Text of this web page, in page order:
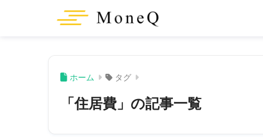
ホーム タグ
「住居費」の記事一覧